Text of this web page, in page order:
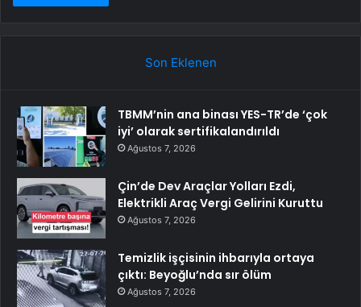
Son Eklenen
TBMM’nin ana binası YES-TR’de ‘çok
iyi’ olarak sertifikalandırıldı
Ağustos 7, 2026
Çin’de Dev Araçlar Yolları Ezdi,
Elektrikli Araç Vergi Gelirini Kuruttu
Ağustos 7, 2026
Temizlik işçisinin ihbarıyla ortaya
çıktı: Beyoğlu’nda sır ölüm
Ağustos 7, 2026